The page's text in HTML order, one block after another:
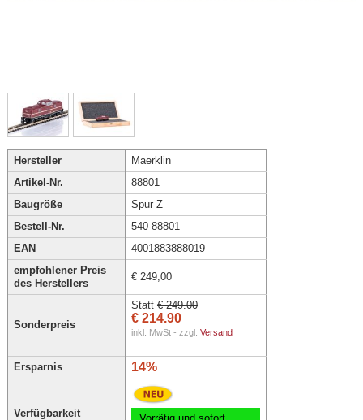
Hersteller
Maerklin
Artikel-Nr.
88801
Baugröße
Spur Z
Bestell-Nr.
540-88801
EAN
4001883888019
empfohlener Preis
des Herstellers
€ 249,00
Sonderpreis
Statt € 249.00
€ 214.90
inkl. MwSt - zzgl. Versand
Ersparnis 14%
Verfügbarkeit